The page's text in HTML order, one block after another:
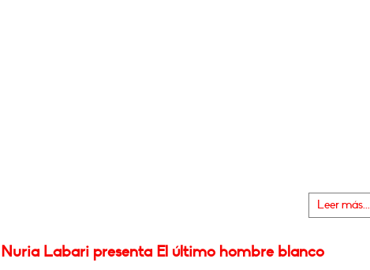
Leer más...
Nuria Labari presenta El último hombre blanco